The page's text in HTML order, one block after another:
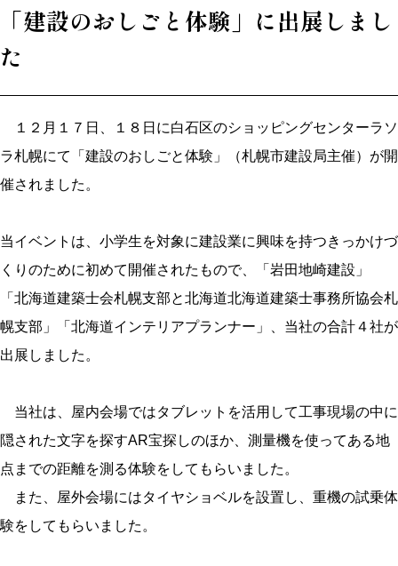
採用サイト 先輩インタビュー
「建設のおしごと体験」に出展しまし
た
１２月１７日、１８日に白石区のショッピングセンターラソ
ラ札幌にて「建設のおしごと体験」（札幌市建設局主催）が開
催されました。
当イベントは、小学生を対象に建設業に興味を持つきっかけづ
くりのために初めて開催されたもので、「岩田地崎建設」
「北海道建築士会札幌支部と北海道北海道建築士事務所協会札
幌支部」「北海道インテリアプランナー」、当社の合計４社が
出展しました。
当社は、屋内会場ではタブレットを活用して工事現場の中に
隠された文字を探すAR宝探しのほか、測量機を使ってある地
点までの距離を測る体験をしてもらいました。
また、屋外会場にはタイヤショベルを設置し、重機の試乗体
験をしてもらいました。